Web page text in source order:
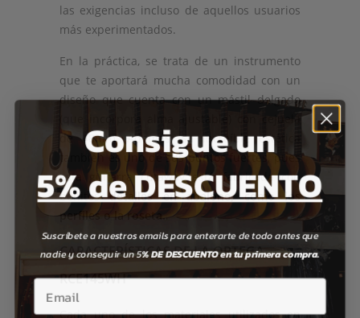
las exigencias incluso de aquellos usuarios
más experimentados.
En la práctica, se trata de un instrumento
que te aportará mucha comodidad con un
diseño que cuenta con un mástil delgado
de 48mm. Además, su increíble estética
también es uno de sus puntos fuertes, pues
esta guitarra cutaway está fabricada con
bonitosdetalles en abalone, como los
perfiles o la roseta.
CARACTERÍSTICAS DE LA ORTEGA
RCE145WH
Cada uno de los materiales utilizados en
Consigue un
5% de DESCUENTO
Suscríbete a nuestros emails para enterarte de todo antes que
nadie y conseguir un 5% DE DESCUENTO en tu primera compra.
Email